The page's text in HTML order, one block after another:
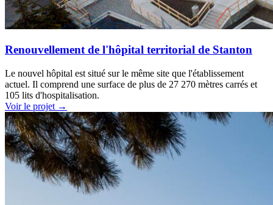
Renouvellement de l'hôpital territorial de Stanton
Le nouvel hôpital est situé sur le même site que l'établissement
actuel. Il comprend une surface de plus de 27 270 mètres carrés et
105 lits d'hospitalisation.
Voir le projet →